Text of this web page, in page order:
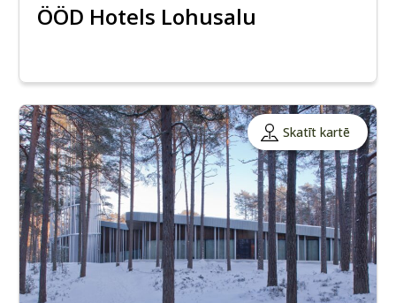
ÖÖD Hotels Lohusalu
Skatīt kartē